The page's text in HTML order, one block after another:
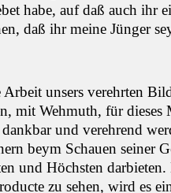
habe, auf daß auch ihr
daß ihr meine Jünger
unsers verehrten
mit Wehmuth, für dieses
und verehrend
beym Schauen seiner
und Höchsten
zu sehen, wird es